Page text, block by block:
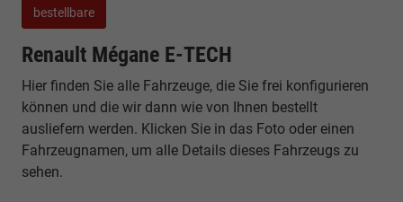
bestellbare
Renault Mégane E-TECH
Hier finden Sie alle Fahrzeuge, die Sie frei konfigurieren
können und die wir dann wie von Ihnen bestellt
ausliefern werden. Klicken Sie in das Foto oder einen
Fahrzeugnamen, um alle Details dieses Fahrzeugs zu
sehen.